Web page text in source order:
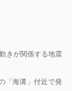
きが関係する地震
「海溝」付近で発